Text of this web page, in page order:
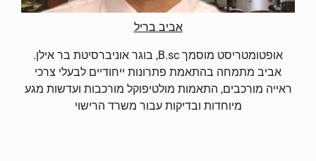
אביב בריל
אופטומטריסט מוסמך B.sc, בוגר אוניברסיטת בר אילן.
אביב מתמחה בהתאמת פתרונות ייחודיים לבעלי צרכי
ראייה מורכבים, התאמות מולטיפוקל מורכבות ועדשות מגע
מיוחדות ובדיקות עבור משרד הרישוי